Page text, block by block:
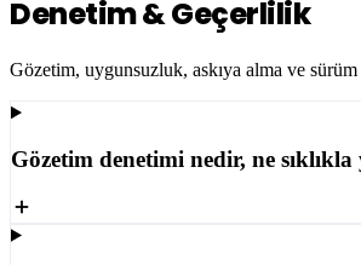
Denetim & Geçerlilik
Gözetim, uygunsuzluk, askıya alma ve sürüm
Gözetim denetimi nedir, ne sıklıkla